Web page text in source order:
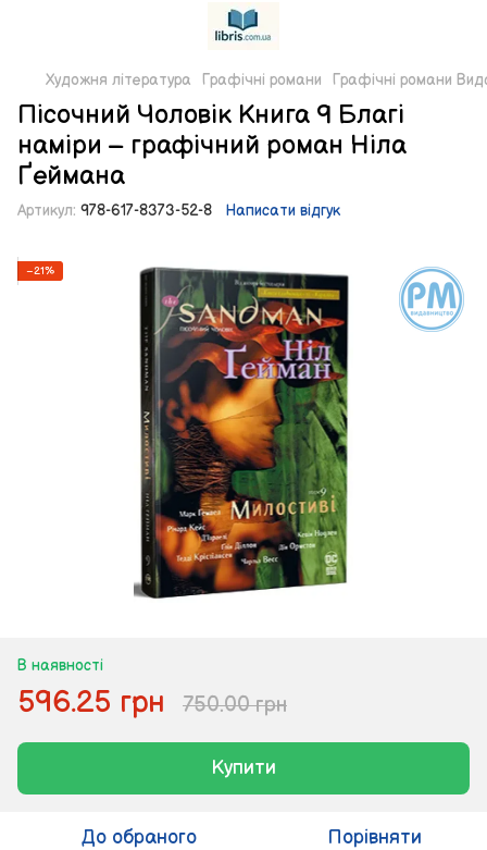
Художня література Графічні романи Графічні романи
Пісочний Чоловік Книга 9 Благі
наміри – графічний роман Ніла
Ґеймана
Артикул: 978-617-8373-52-8 Написати відгук
−21%
В наявності
596.25 грн 750.00 грн
Купити
До обраного Порівняти